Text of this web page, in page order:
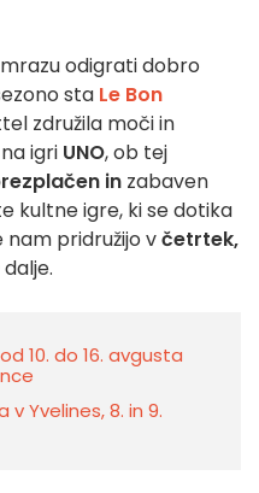
odigrati dobro
sta Le Bon
združila moči in
igri UNO, ob tej
in zabaven
kultne igre, ki se dotika
nam pridružijo včetrtek,
dalje.
10. do 16. avgusta
Yvelines, 8. in 9.